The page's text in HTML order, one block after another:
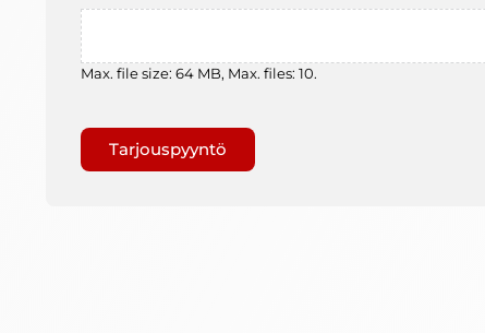
File
Max. file size: 64 MB, Max. files: 10.